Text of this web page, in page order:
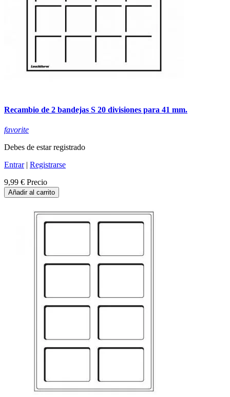
Recambio de 2 bandejas S 20 divisiones para 41 mm.
favorite
Debes de estar registrado
Entrar| Registrarse
9,99 € Precio
Añadir al carrito